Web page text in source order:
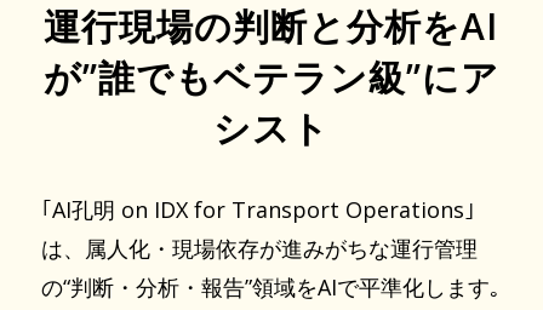
運行現場の判断と分析をAI
が”誰でもベテラン級”にア
シスト
｢AI孔明 on IDX for Transport Operations｣
は、属人化・現場依存が進みがちな運行管理
の“判断・分析・報告”領域をAIで平準化します｡